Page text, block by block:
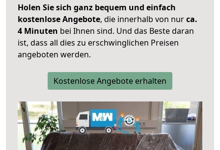
Holen Sie sich ganz bequem und einfach
kostenlose Angebote, die innerhalb von nurca.
4 Minuten bei Ihnen sind. Und das Beste daran
ist, dass all dies zu erschwinglichen Preisen
angeboten werden.
Kostenlose Angebote erhalten